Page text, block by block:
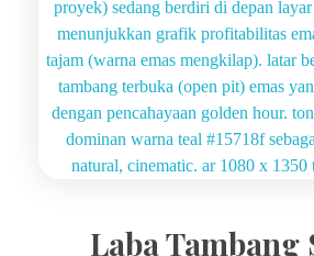
Laba Tambang